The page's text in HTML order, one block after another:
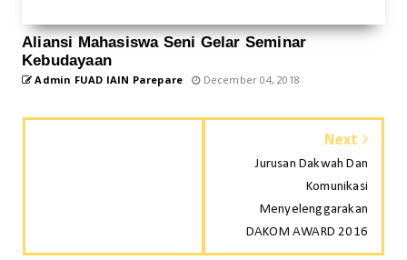
Aliansi Mahasiswa Seni Gelar Seminar
Kebudayaan
Admin FUAD IAIN Parepare December 04, 2018
Next
Jurusan Dakwah Dan
Komunikasi
Menyelenggarakan
DAKOM AWARD 2016